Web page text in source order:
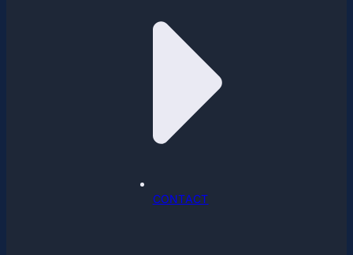
CONTACT